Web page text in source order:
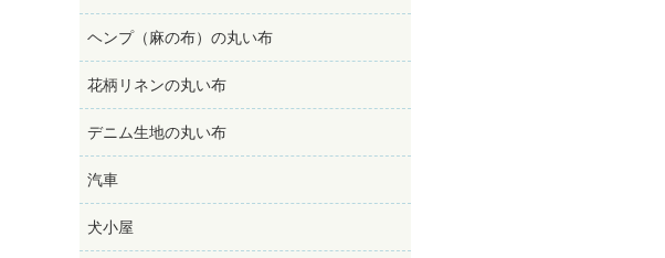
ヘンプ（麻の布）の丸い布
花柄リネンの丸い布
デニム生地の丸い布
汽車
犬小屋